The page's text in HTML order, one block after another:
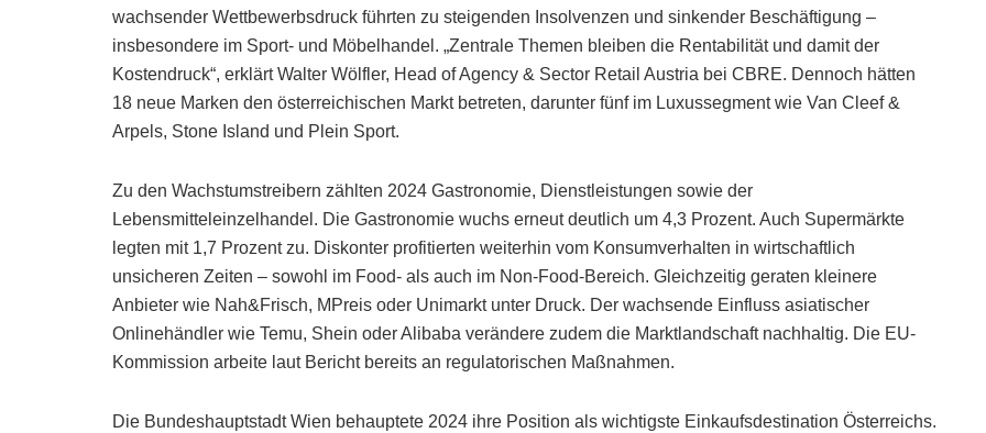
wachsender Wettbewerbsdruck führten zu steigenden Insolvenzen und sinkender Beschäftigung –
insbesondere im Sport- und Möbelhandel. „Zentrale Themen bleiben die Rentabilität und damit der
Kostendruck“, erklärt Walter Wölfler, Head of Agency & Sector Retail Austria bei CBRE. Dennoch hätten
18 neue Marken den österreichischen Markt betreten, darunter fünf im Luxussegment wie Van Cleef &
Arpels, Stone Island und Plein Sport.
Zu den Wachstumstreibern zählten 2024 Gastronomie, Dienstleistungen sowie der
Lebensmitteleinzelhandel. Die Gastronomie wuchs erneut deutlich um 4,3 Prozent. Auch Supermärkte
legten mit 1,7 Prozent zu. Diskonter profitierten weiterhin vom Konsumverhalten in wirtschaftlich
unsicheren Zeiten – sowohl im Food- als auch im Non-Food-Bereich. Gleichzeitig geraten kleinere
Anbieter wie Nah&Frisch, MPreis oder Unimarkt unter Druck. Der wachsende Einfluss asiatischer
Onlinehändler wie Temu, Shein oder Alibaba verändere zudem die Marktlandschaft nachhaltig. Die EU-
Kommission arbeite laut Bericht bereits an regulatorischen Maßnahmen.
Die Bundeshauptstadt Wien behauptete 2024 ihre Position als wichtigste Einkaufsdestination Österreichs.